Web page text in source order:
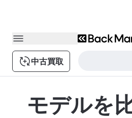
中古買取
モデルを